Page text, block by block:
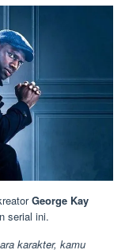
George Kay
serial ini.
karakter, kamu